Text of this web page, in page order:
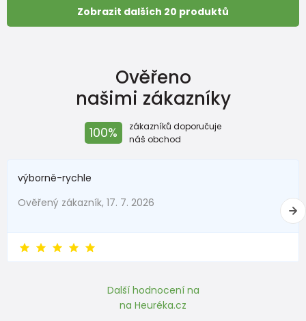
Zobrazit dalších 20 produktů
Ověřeno
našimi zákazníky
100%
zákazníků doporučuje
náš obchod
výborně-rychle
Ověřený zákazník, 17. 7. 2026
Další hodnocení na
na Heuréka.cz